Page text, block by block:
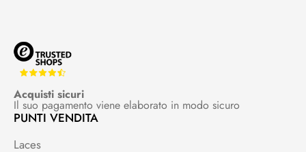
Acquisti sicuri
Il suo pagamento viene elaborato in modo sicuro
PUNTI VENDITA
Laces